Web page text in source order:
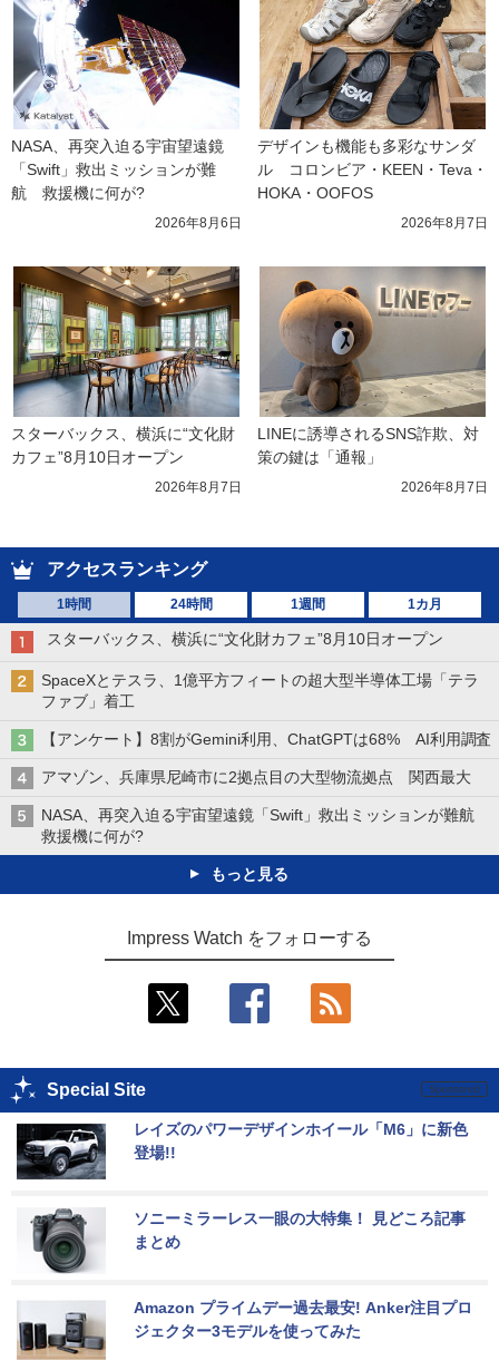
NASA、再突入迫る宇宙望遠鏡
「Swift」救出ミッションが難
航　救援機に何が?
2026年8月6日
デザインも機能も多彩なサンダ
ル　コロンビア・KEEN・Teva・
HOKA・OOFOS
2026年8月7日
スターバックス、横浜に“文化財
カフェ”8月10日オープン
2026年8月7日
LINEに誘導されるSNS詐欺、対
策の鍵は「通報」
2026年8月7日
アクセスランキング
1時間 24時間 1週間 1カ月
スターバックス、横浜に“文化財カフェ”8月10日オープン
SpaceXとテスラ、1億平方フィートの超大型半導体工場「テラ
ファブ」着工
【アンケート】8割がGemini利用、ChatGPTは68% AI利用調査
アマゾン、兵庫県尼崎市に2拠点目の大型物流拠点 関西最大
NASA、再突入迫る宇宙望遠鏡「Swift」救出ミッションが難航
救援機に何が?
もっと見る
Impress Watch をフォローする
Special Site
レイズのパワーデザインホイール「M6」に新色
登場!!
ソニーミラーレス一眼の大特集！ 見どころ記事
まとめ
Amazon プライムデー過去最安! Anker注目プロ
ジェクター3モデルを使ってみた